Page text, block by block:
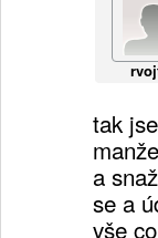
tak
a
se a
vše